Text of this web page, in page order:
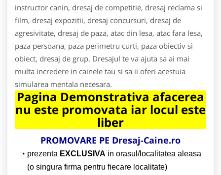
instructor canin, dresaj de competitie, dresaj reclama si
film, dresaj expozitii, dresaj concursuri, dresaj de
agresivitate, dresaj de paza, atac din lesa, atac fara lesa,
paza persoana, paza perimetru curti, paza obiectiv si
obiect, dresaj de grup. Dresajul te va ajuta sa ai mai
multa incredere in cainele tau si sa ii oferi acestuia
simularea mentala necesara.
Pagina Demonstrativa afacerea
nu este promovata iar locul este
liber
PROMOVARE PE Dresaj-Caine.ro
prezenta EXCLUSIVA in orasul/localitatea aleasa
(o singura firma pentru fiecare localitate)